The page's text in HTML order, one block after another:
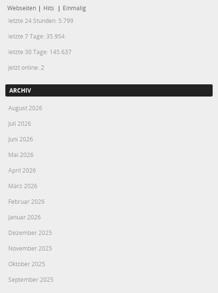
Webseiten | Hits | Einmalig
letzte 24 Stunden: 5.799
letzte 7 Tage: 35.954
letzte 30 Tage: 145.637
Jetzt online: 2
ARCHIV
August 2026
Juli 2026
Juni 2026
Mai 2026
April 2026
März 2026
Februar 2026
Januar 2026
Dezember 2025
November 2025
Oktober 2025
September 2025